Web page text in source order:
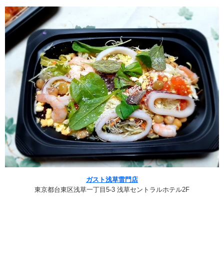
ガスト浅草雷門店
東京都台東区浅草一丁目5-3 浅草セントラルホテル2F